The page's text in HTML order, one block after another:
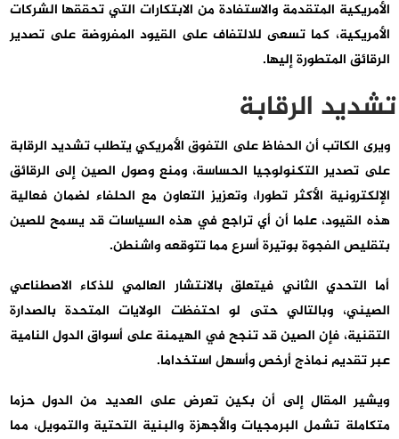
الأمريكية المتقدمة والاستفادة من الابتكارات التي تحققها الشركات
الأمريكية، كما تسعى للالتفاف على القيود المفروضة على تصدير
الرقائق المتطورة إليها.
تشديد الرقابة
ويرى الكاتب أن الحفاظ على التفوق الأمريكي يتطلب تشديد الرقابة
على تصدير التكنولوجيا الحساسة، ومنع وصول الصين إلى الرقائق
الإلكترونية الأكثر تطورا، وتعزيز التعاون مع الحلفاء لضمان فعالية
هذه القيود، علما أن أي تراجع في هذه السياسات قد يسمح للصين
بتقليص الفجوة بوتيرة أسرع مما تتوقعه واشنطن.
أما التحدي الثاني فيتعلق بالانتشار العالمي للذكاء الاصطناعي
الصيني، وبالتالي حتى لو احتفظت الولايات المتحدة بالصدارة
التقنية، فإن الصين قد تنجح في الهيمنة على أسواق الدول النامية
عبر تقديم نماذج أرخص وأسهل استخداما.
ويشير المقال إلى أن بكين تعرض على العديد من الدول حزما
متكاملة تشمل البرمجيات والأجهزة والبنية التحتية والتمويل، مما